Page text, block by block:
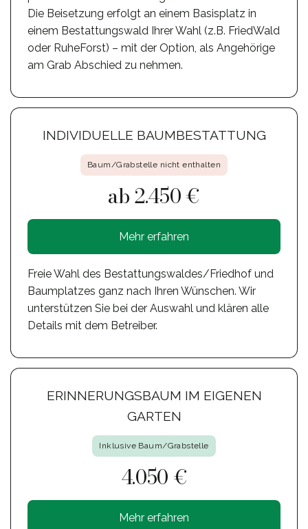
Die Beisetzung erfolgt an einem Basisplatz in
einem Bestattungswald Ihrer Wahl (z.B. FriedWald
oder RuheForst) – mit der Option, als Angehörige
am Grab Abschied zu nehmen.
INDIVIDUELLE BAUMBESTATTUNG
Baum/Grabstelle nicht enthalten
ab 2.450 €
Mehr erfahren
Freie Wahl des Bestattungswaldes/Friedhof und
Baumplatzes ganz nach Ihren Wünschen. Wir
unterstützen Sie bei der Auswahl und klären alle
Details mit dem Betreiber.
ERINNERUNGSBAUM IM EIGENEN
GARTEN
Inklusive Baum/Grabstelle
4.050 €
Mehr erfahren